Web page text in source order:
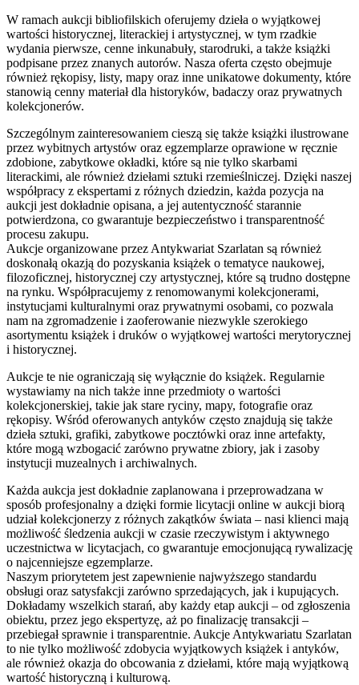
W ramach aukcji bibliofilskich oferujemy dzieła o wyjątkowej
wartości historycznej, literackiej i artystycznej, w tym rzadkie
wydania pierwsze, cenne inkunabuły, starodruki, a także książki
podpisane przez znanych autorów. Nasza oferta często obejmuje
również rękopisy, listy, mapy oraz inne unikatowe dokumenty, które
stanowią cenny materiał dla historyków, badaczy oraz prywatnych
kolekcjonerów.
Szczególnym zainteresowaniem cieszą się także książki ilustrowane
przez wybitnych artystów oraz egzemplarze oprawione w ręcznie
zdobione, zabytkowe okładki, które są nie tylko skarbami
literackimi, ale również dziełami sztuki rzemieślniczej. Dzięki naszej
współpracy z ekspertami z różnych dziedzin, każda pozycja na
aukcji jest dokładnie opisana, a jej autentyczność starannie
potwierdzona, co gwarantuje bezpieczeństwo i transparentność
procesu zakupu.
Aukcje organizowane przez Antykwariat Szarlatan są również
doskonałą okazją do pozyskania książek o tematyce naukowej,
filozoficznej, historycznej czy artystycznej, które są trudno dostępne
na rynku. Współpracujemy z renomowanymi kolekcjonerami,
instytucjami kulturalnymi oraz prywatnymi osobami, co pozwala
nam na zgromadzenie i zaoferowanie niezwykle szerokiego
asortymentu książek i druków o wyjątkowej wartości merytorycznej
i historycznej.
Aukcje te nie ograniczają się wyłącznie do książek. Regularnie
wystawiamy na nich także inne przedmioty o wartości
kolekcjonerskiej, takie jak stare ryciny, mapy, fotografie oraz
rękopisy. Wśród oferowanych antyków często znajdują się także
dzieła sztuki, grafiki, zabytkowe pocztówki oraz inne artefakty,
które mogą wzbogacić zarówno prywatne zbiory, jak i zasoby
instytucji muzealnych i archiwalnych.
Każda aukcja jest dokładnie zaplanowana i przeprowadzana w
sposób profesjonalny a dzięki formie licytacji online w aukcji biorą
udział kolekcjonerzy z różnych zakątków świata – nasi klienci mają
możliwość śledzenia aukcji w czasie rzeczywistym i aktywnego
uczestnictwa w licytacjach, co gwarantuje emocjonującą rywalizację
o najcenniejsze egzemplarze.
Naszym priorytetem jest zapewnienie najwyższego standardu
obsługi oraz satysfakcji zarówno sprzedających, jak i kupujących.
Dokładamy wszelkich starań, aby każdy etap aukcji – od zgłoszenia
obiektu, przez jego ekspertyzę, aż po finalizację transakcji –
przebiegał sprawnie i transparentnie. Aukcje Antykwariatu Szarlatan
to nie tylko możliwość zdobycia wyjątkowych książek i antyków,
ale również okazja do obcowania z dziełami, które mają wyjątkową
wartość historyczną i kulturową.